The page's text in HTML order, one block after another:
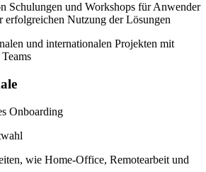
Schulungen und Workshops für Anwender
erfolgreichen Nutzung der Lösungen
und internationalen Projekten mit
Onboarding
wie Home-Office, Remotearbeit und